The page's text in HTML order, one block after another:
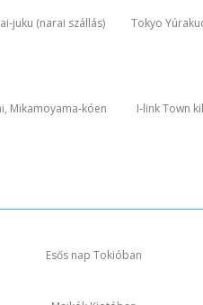
juku (narai szállás) Tokyo
Mikamoyama-kóen I-link Town
Esős nap Tokióban